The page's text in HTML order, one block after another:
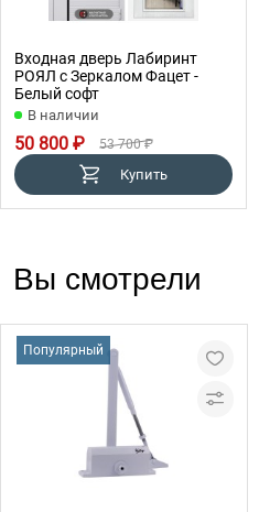
Входная дверь Лабиринт
РОЯЛ с Зеркалом Фацет -
Белый софт
В наличии
50 800 ₽ 53 700 ₽
Купить
Вы смотрели
Популярный